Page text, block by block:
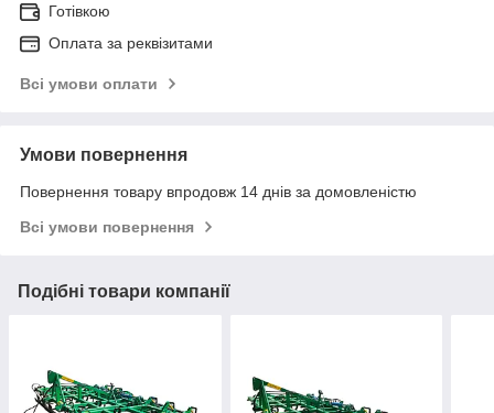
Готівкою
Оплата за реквізитами
Всі умови оплати
Умови повернення
Повернення товару впродовж 14 днів за домовленістю
Всі умови повернення
Подібні товари компанії